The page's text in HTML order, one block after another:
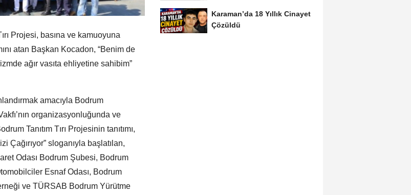
Projesi, basına ve kamuoyuna
atan Başkan Kocadon, “Benim de
ağır vasıta ehliyetine sahibim”
amacıyla Bodrum
organizasyonluğunda ve
Tanıtım Tırı Projesinin tanıtımı,
Çağırıyor” sloganıyla başlatılan,
Odası Bodrum Şubesi, Bodrum
Esnaf Odası, Bodrum
ve TÜRSAB Bodrum Yürütme
Karaman’da 18 Yıllık Cinayet
Çözüldü